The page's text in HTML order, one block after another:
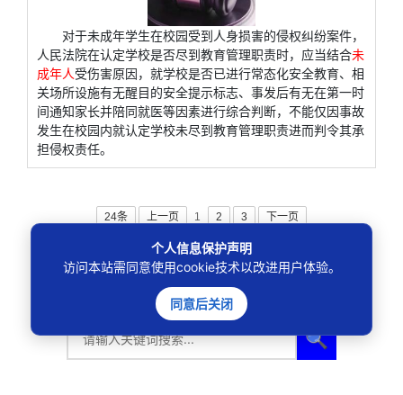
对于未成年学生在校园受到人身损害的侵权纠纷案件，
人民法院在认定学校是否尽到教育管理职责时，应当结合未
成年人受伤害原因，就学校是否已进行常态化安全教育、相
关场所设施有无醒目的安全提示标志、事发后有无在第一时
间通知家长并陪同就医等因素进行综合判断，不能仅因事故
发生在校园内就认定学校未尽到教育管理职责进而判令其承
担侵权责任。
24条 上一页 1 2 3 下一页
🔍
个人信息保护声明
访问本站需同意使用cookie技术以改进用户体验。
同意后关闭